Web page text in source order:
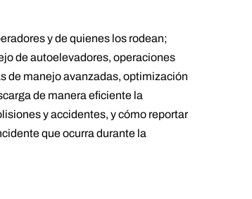
y de quienes los rodean;
de autoelevadores, operaciones
de manejo avanzadas, optimización
de manera eficiente la
y accidentes, y cómo reportar
que ocurra durante la